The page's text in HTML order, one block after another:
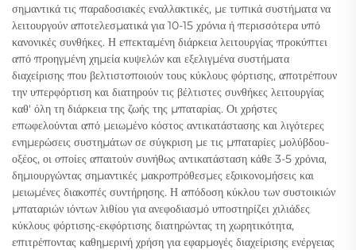
σημαντικά τις παραδοσιακές εναλλακτικές, με τυπικά συστήματα να
λειτουργούν αποτελεσματικά για 10-15 χρόνια ή περισσότερα υπό
κανονικές συνθήκες. Η επεκταμένη διάρκεια λειτουργίας προκύπτει
από προηγμένη χημεία κυψελών και εξελιγμένα συστήματα
διαχείρισης που βελτιστοποιούν τους κύκλους φόρτισης, αποτρέπουν
την υπερφόρτιση και διατηρούν τις βέλτιστες συνθήκες λειτουργίας
καθ' όλη τη διάρκεια της ζωής της μπαταρίας. Οι χρήστες
επωφελούνται από μειωμένο κόστος αντικατάστασης και λιγότερες
ενημερώσεις συστημάτων σε σύγκριση με τις μπαταρίες μολύβδου-
οξέος, οι οποίες απαιτούν συνήθως αντικατάσταση κάθε 3-5 χρόνια,
δημιουργώντας σημαντικές μακροπρόθεσμες εξοικονομήσεις και
μειωμένες διακοπές συντήρησης. Η απόδοση κύκλου των συστοικιών
μπαταριών ιόντων λιθίου για ανεφοδιασμό υποστηρίζει χιλιάδες
κύκλους φόρτισης-εκφόρτισης διατηρώντας τη χωρητικότητα,
επιτρέποντας καθημερινή χρήση για εφαρμογές διαχείρισης ενέργειας